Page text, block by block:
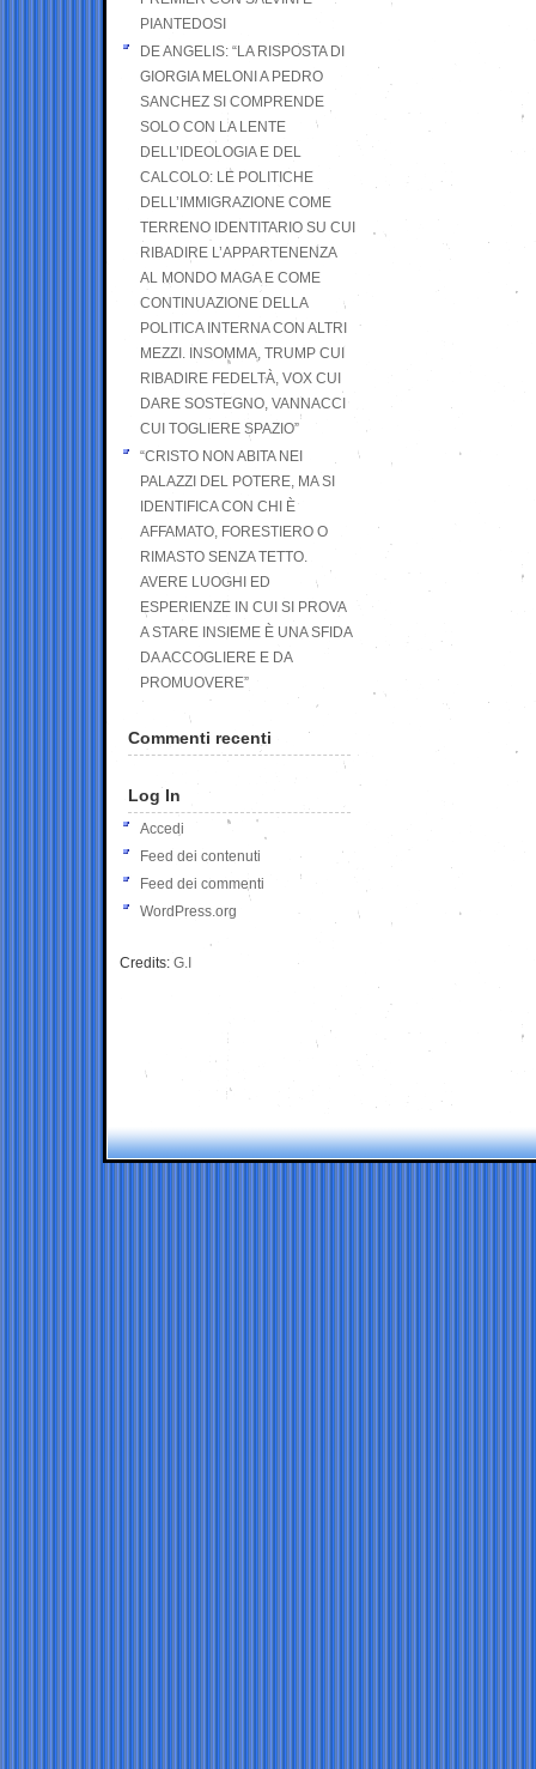
PIANTEDOSI
DE ANGELIS: “LA RISPOSTA DI
GIORGIA MELONI A PEDRO
SANCHEZ SI COMPRENDE
SOLO CON LA LENTE
DELL’IDEOLOGIA E DEL
CALCOLO: LE POLITICHE
DELL’IMMIGRAZIONE COME
TERRENO IDENTITARIO SU CUI
RIBADIRE L’APPARTENENZA
AL MONDO MAGA E COME
CONTINUAZIONE DELLA
POLITICA INTERNA CON ALTRI
MEZZI. INSOMMA, TRUMP CUI
RIBADIRE FEDELTÀ, VOX CUI
DARE SOSTEGNO, VANNACCI
CUI TOGLIERE SPAZIO”
“CRISTO NON ABITA NEI
PALAZZI DEL POTERE, MA SI
IDENTIFICA CON CHI È
AFFAMATO, FORESTIERO O
RIMASTO SENZA TETTO.
AVERE LUOGHI ED
ESPERIENZE IN CUI SI PROVA
A STARE INSIEME È UNA SFIDA
DA ACCOGLIERE E DA
PROMUOVERE”
Commenti recenti
Log In
Accedi
Feed dei contenuti
Feed dei commenti
WordPress.org
Credits: G.I